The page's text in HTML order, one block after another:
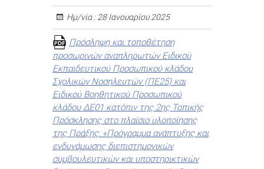
Ημ/νία :28 Ιανουαρίου 2025
Πρόσληψη και τοποθέτηση
προσωρινών αναπληρωτών Ειδικού
Εκπαιδευτικού Προσωπικού κλάδου
Σχολικών Νοσηλευτών (ΠΕ25) και
Ειδικού Βοηθητικού Προσωπικού
κλάδου ΔΕ01 κατόπιν της 2ης Τοπικής
Πρόσκλησης στο πλαίσιο υλοποίησης
της Πράξης: «Πρόγραμμα ανάπτυξης και
ενδυνάμωσης διεπιστημονικών
συμβουλευτικών και υποστηρικτικών